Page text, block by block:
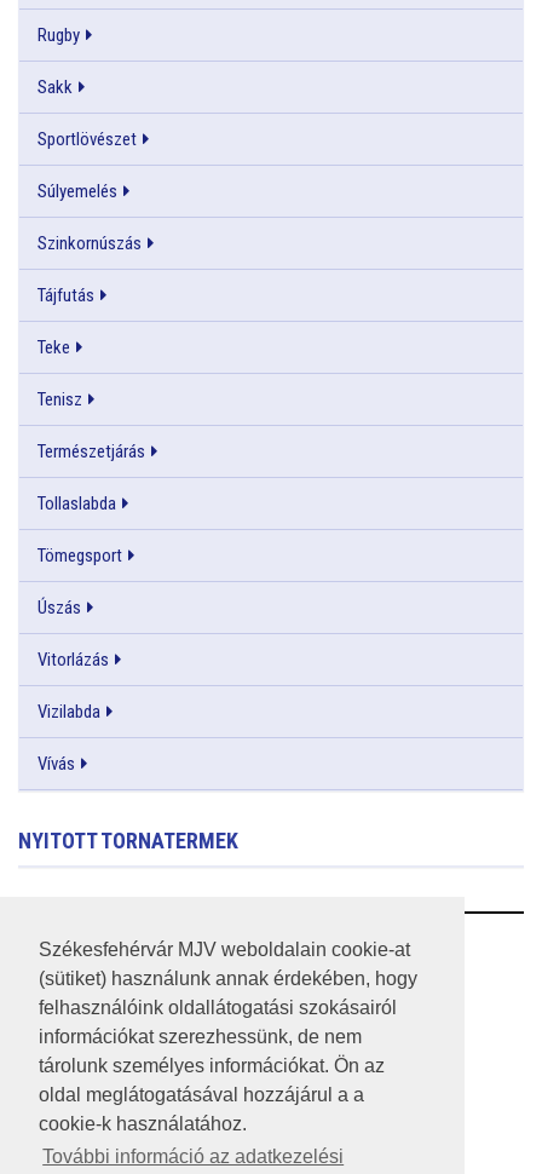
Székesfehérvár MJV weboldalain cookie-at
(sütiket) használunk annak érdekében, hogy
felhasználóink oldallátogatási szokásairól
információkat szerezhessünk, de nem
tárolunk személyes információkat. Ön az
oldal meglátogatásával hozzájárul a a
cookie-k használatához.
További információ az adatkezelési
Rugby
Sakk
Sportlövészet
Súlyemelés
Szinkornúszás
Tájfutás
Teke
Tenisz
Természetjárás
Tollaslabda
Tömegsport
Úszás
Vitorlázás
Vizilabda
Vívás
NYITOTT TORNATERMEK
RSS
A HONLAP 2017.03.31-I ÁLLAPOTA
JOGI NYILATKOZAT
IMPRESSZUM